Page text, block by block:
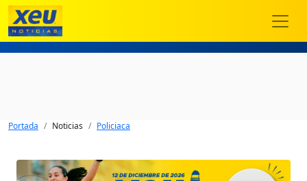
Portada Noticias Policiaca